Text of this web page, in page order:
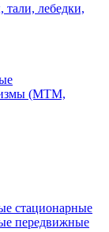
тали, лебедки,
(МТМ,
стационарные
передвижные